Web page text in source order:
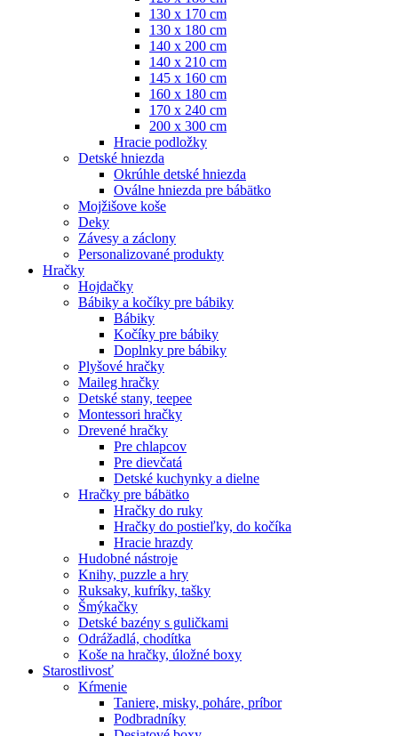
130 x 170 cm
130 x 180 cm
140 x 200 cm
140 x 210 cm
145 x 160 cm
160 x 180 cm
170 x 240 cm
200 x 300 cm
Hracie podložky
Detské hniezda
Okrúhle detské hniezda
Oválne hniezda pre bábätko
Mojžišove koše
Deky
Závesy a záclony
Personalizované produkty
Hračky
Hojdačky
Bábiky a kočíky pre bábiky
Bábiky
Kočíky pre bábiky
Doplnky pre bábiky
Plyšové hračky
Maileg hračky
Detské stany, teepee
Montessori hračky
Drevené hračky
Pre chlapcov
Pre dievčatá
Detské kuchynky a dielne
Hračky pre bábätko
Hračky do ruky
Hračky do postieľky, do kočíka
Hracie hrazdy
Hudobné nástroje
Knihy, puzzle a hry
Ruksaky, kufríky, tašky
Šmýkačky
Detské bazény s guličkami
Odrážadlá, chodítka
Koše na hračky, úložné boxy
Starostlivosť
Kŕmenie
Taniere, misky, poháre, príbor
Podbradníky